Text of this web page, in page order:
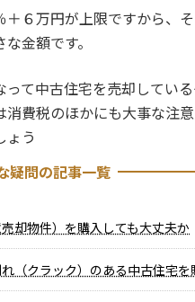
６万円が上限ですから、
金額です。
て中古住宅を売却してい
費税のほかにも大事な注意
ょう
疑問の記事一覧
却物件）を購入しても大丈夫か
（クラック）のある中古住宅を